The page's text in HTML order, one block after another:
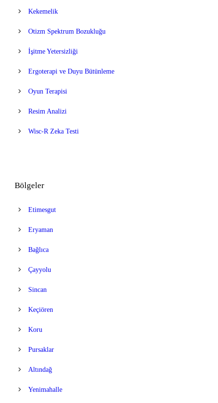
Kekemelik
Otizm Spektrum Bozukluğu
İşitme Yetersizliği
Ergoterapi ve Duyu Bütünleme
Oyun Terapisi
Resim Analizi
Wisc-R Zeka Testi
Bölgeler
Etimesgut
Eryaman
Bağlıca
Çayyolu
Sincan
Keçiören
Koru
Pursaklar
Altındağ
Yenimahalle